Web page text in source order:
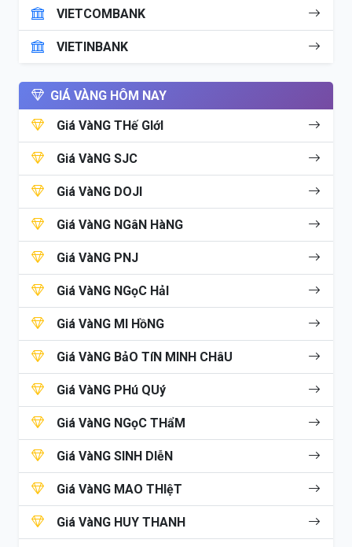
VIETCOMBANK
VIETINBANK
GIÁ VÀNG HÔM NAY
Giá VàNG THế GIớI
Giá VàNG SJC
Giá VàNG DOJI
Giá VàNG NGâN HàNG
Giá VàNG PNJ
Giá VàNG NGọC HảI
Giá VàNG MI HồNG
Giá VàNG BảO TíN MINH CHâU
Giá VàNG PHú QUý
Giá VàNG NGọC THẩM
Giá VàNG SINH DIễN
Giá VàNG MAO THIệT
Giá VàNG HUY THANH